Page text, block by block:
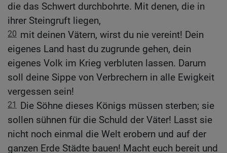
die das Schwert durchbohrte. Mit denen, die in
ihrer Steingruft liegen,
20 mit deinen Vätern, wirst du nie vereint! Dein
eigenes Land hast du zugrunde gehen, dein
eigenes Volk im Krieg verbluten lassen. Darum
soll deine Sippe von Verbrechern in alle Ewigkeit
vergessen sein!
21
Die Söhne dieses Königs müssen sterben; sie
sollen sühnen für die Schuld der Väter! Lasst sie
nicht noch einmal die Welt erobern und auf der
ganzen Erde Städte bauen! Macht euch bereit und